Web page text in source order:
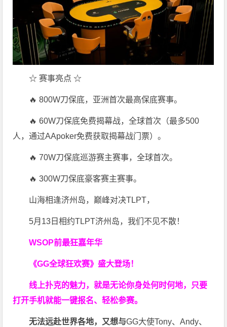
☆ 赛事亮点 ☆
🔥 800W刀保底，亚洲首次最高保底赛事。
🔥 60W刀保底免费揭幕战，全球首次（最多500
人，通过AApoker免费获取揭幕战门票）。
🔥 70W刀保底巡游赛主赛事，全球首次。
🔥 300W刀保底豪客赛主赛事。
山海相逢济州岛，巅峰对决TLPT，
5月13日相约TLPT济州岛，我们不见不散！
WSOP前最狂嘉年华
《GG全球狂欢赛》盛大登场！
线上扑克的魅力，就是无论你身处何时何地，只要
打开手机就能一键报名、轻松参赛。
无法远赴世界各地，又想与GG大使Tony、Andy、